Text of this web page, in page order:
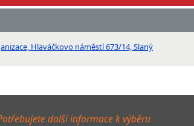
Hlaváčkovo náměstí 673/14, Slaný
další informace k výběru